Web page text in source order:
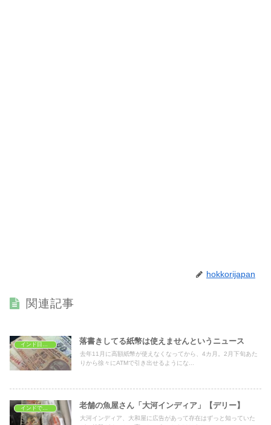
hokkorijapan
関連記事
落書きしてる紙幣は使えませんというニュース
去年11月に高額紙幣が使えなくなってから、4カ月。2月下旬あた
りから徐々にATMで引き出せるようにな...
インドでおうちごはん 老舗の魚屋さん「大河インディア」【デリー】
大河インディア、大和屋に広告があって存在はずっと知っていた